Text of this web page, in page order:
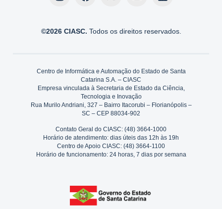
©2026 CIASC. Todos os direitos reservados.
Centro de Informática e Automação do Estado de Santa
Catarina S.A. – CIASC
Empresa vinculada à Secretaria de Estado da Ciência,
Tecnologia e Inovação
Rua Murilo Andriani, 327 – Bairro Itacorubi – Florianópolis –
SC – CEP 88034-902
Contato Geral do CIASC: (48) 3664-1000
Horário de atendimento: dias úteis das 12h às 19h
Centro de Apoio CIASC: (48) 3664-1100
Horário de funcionamento: 24 horas, 7 dias por semana